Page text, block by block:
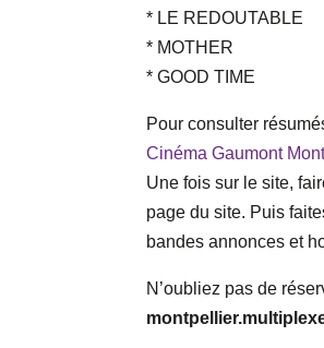
* LE REDOUTABLE
* MOTHER
* GOOD TIME
Pour consulter
Cinéma Gaumont
Une fois sur le site,
page du site. Puis
bandes annonces et
N’oubliez pas de